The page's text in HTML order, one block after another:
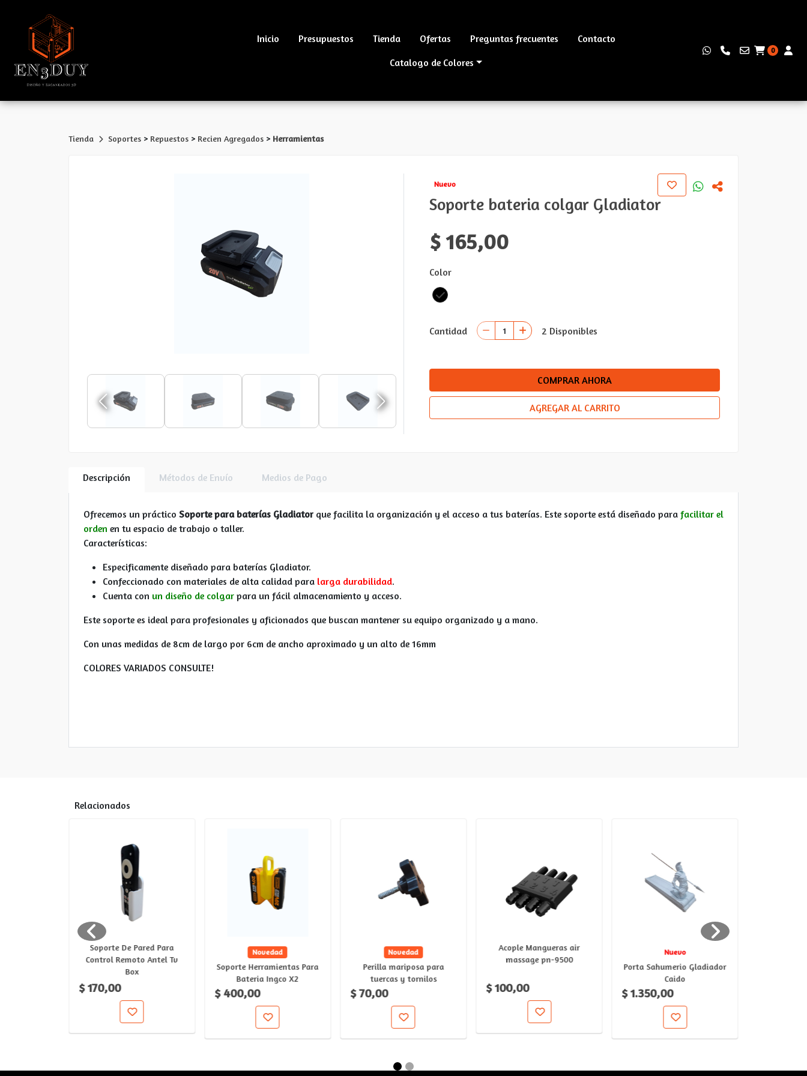
Inicio Presupuestos Tienda Ofertas Preguntas frecuentes
Contacto
Catalogo de Colores
0
Tienda Soportes > Repuestos > Recien Agregados > Herramientas
Nuevo
Soporte bateria colgar Gladiator
$ 165,00
Color
Cantidad 2 Disponibles
COMPRAR AHORA
AGREGAR AL CARRITO
Descripción Métodos de Envío Medios de Pago
Ofrecemos un práctico Soporte para baterías Gladiator que facilita la organización y el acceso a tus baterías. Este soporte está diseñado para facilitar el
orden en tu espacio de trabajo o taller.
Características:
Especificamente diseñado para baterías Gladiator.
Confeccionado con materiales de alta calidad para larga durabilidad.
Cuenta con un diseño de colgar para un fácil almacenamiento y acceso.
Este soporte es ideal para profesionales y aficionados que buscan mantener su equipo organizado y a mano.
Con unas medidas de 8cm de largo por 6cm de ancho aproximado y un alto de 16mm
COLORES VARIADOS CONSULTE!
Relacionados
Soporte De Pared Para
Control Remoto Antel Tv
Box
$ 170,00
Novedad
Soporte Herramientas Para
Bateria Ingco X2
$ 400,00
Novedad
Perilla mariposa para
tuercas y tornilos
$ 70,00
Acople Mangueras air
massage pn-9500
$ 100,00
Nuevo
Porta Sahumerio Gladiador
Caido
$ 1.350,00